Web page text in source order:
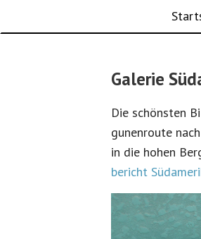
Michael Wöhning -
Galerie
Die schön­sten
gunen­route
in die ho­hen
bericht